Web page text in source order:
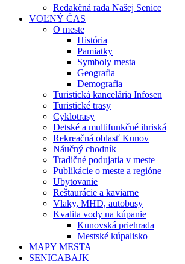
Redakčná rada Našej Senice
VOĽNÝ ČAS
O meste
História
Pamiatky
Symboly mesta
Geografia
Demografia
Turistická kancelária Infosen
Turistické trasy
Cyklotrasy
Detské a multifunkčné ihriská
Rekreačná oblasť Kunov
Náučný chodník
Tradičné podujatia v meste
Publikácie o meste a regióne
Ubytovanie
Reštaurácie a kaviarne
Vlaky, MHD, autobusy
Kvalita vody na kúpanie
Kunovská priehrada
Mestské kúpalisko
MAPY MESTA
SENICABAJK